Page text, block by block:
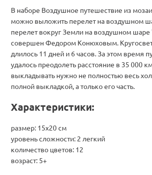
В наборе Воздушное путешествие из
можно выложить перелет на воздушном
перелет вокруг Земли на воздушном
совершен Федором Конюховым.
длилось 11 дней и 6 часов. За этом время
удалось преодолеть расстояние в 35 000
выкладывать нужно не полностью весь
полной выкладкой, а только его часть.
Характеристики:
размер: 15х20 см
уровень сложности: 2 легкий
количество цветов: 12
возраст: 5+